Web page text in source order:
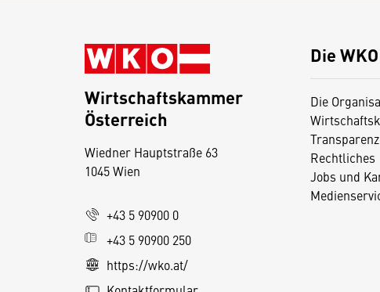
Die WKO
Die
Transparenz
Rechtliches
Jobs und
Wirtschaftskammer
Österreich
Wiedner Hauptstraße 63
1045 Wien
+43 5 90900 0
+43 5 90900 250
https://wko.at/